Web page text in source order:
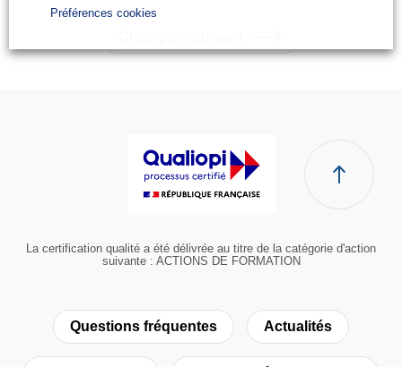
La certification qualité a été délivrée au titre de la catégorie d'action
suivante : ACTIONS DE FORMATION
Questions fréquentes Actualités
Préférences cookies